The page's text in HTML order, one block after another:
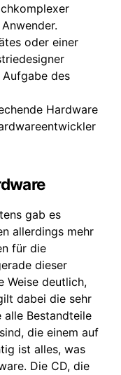
oder einer
des
Hardware
gab es
allerdings mehr
für die
dieser
Weise deutlich,
dabei die sehr
alle Bestandteile
die einem auf
ist alles, was
Die CD, die